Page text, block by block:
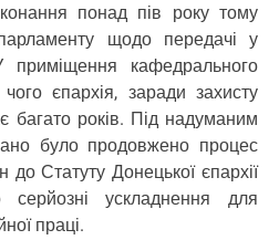
понад пів року тому
щодо передачі у
приміщення кафедрального
єпархія, заради захисту
багато років. Під надуманим
було продовжено процес
до Статуту Донецької єпархії
ускладнення для
праці.